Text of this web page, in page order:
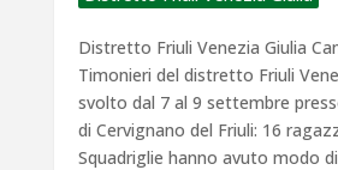
Distretto Friuli Venezia Giulia
Timonieri del distretto Friuli
svolto dal 7 al 9 settembre
di Cervignano del Friuli: 16
Squadriglie hanno avuto modo